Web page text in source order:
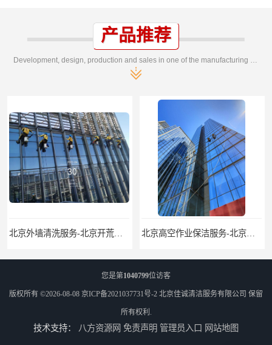
产品推荐
您是第1040799位访客
版权所有 ©2026-08-08 京ICP备2021037731号-2 北京佳诚清洁服务有限公司 保留
所有权利.
技术支持： 八方资源网 免责声明 管理员入口 网站地图